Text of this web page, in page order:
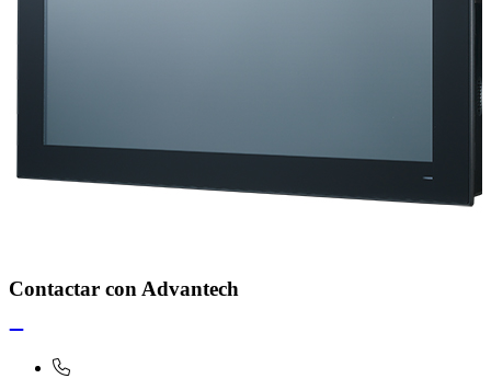
Contactar con Advantech